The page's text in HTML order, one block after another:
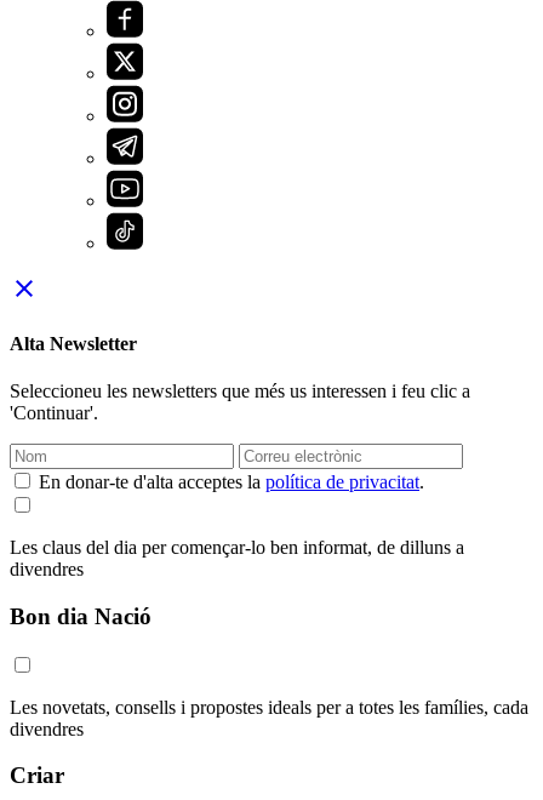
close
Alta Newsletter
Seleccioneu les newsletters que més us interessen i feu clic a
'Continuar'.
En donar-te d'alta acceptes la política de privacitat.
Les claus del dia per començar-lo ben informat, de dilluns a
divendres
Bon dia Nació
Les novetats, consells i propostes ideals per a totes les famílies, cada
divendres
Criar